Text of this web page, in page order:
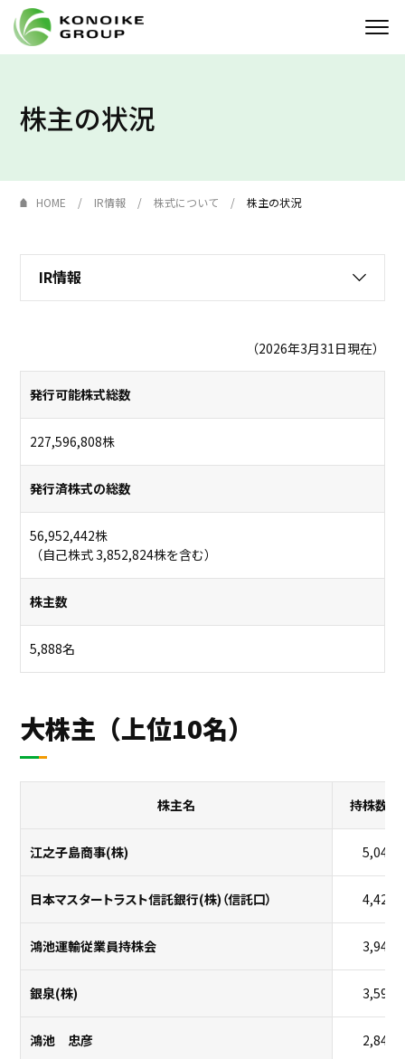
サステナビリティ
KONOIKEジャーナル
プロジェクトストーリー
サービス・ソリューション
JP
株主の状況
HOME IR情報 株式について 株主の状況
IR情報
（2026年3月31日現在）
発行可能株式総数
227,596,808株
発行済株式の総数
56,952,442株
（自己株式 3,852,824株を含む）
株主数
5,888名
大株主（上位10名）
株主名 持株数（
江之子島商事(株)
日本マスタートラスト信託銀行(株)（信託口）
鴻池運輸従業員持株会
銀泉(株)
鴻池 忠彦